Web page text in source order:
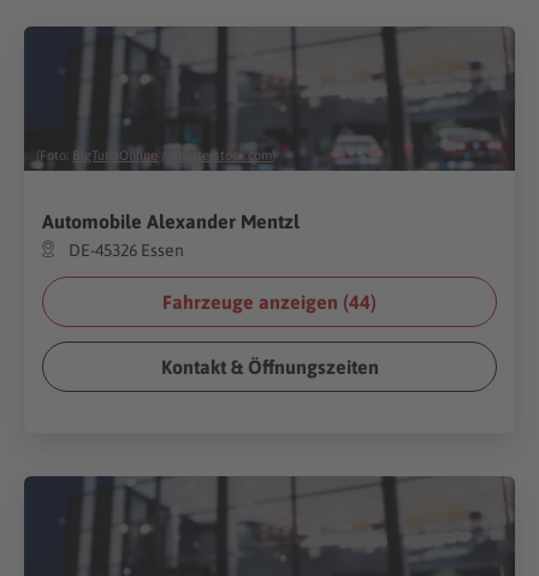
(Foto: BigTunaOnline / Shutterstock.com)
Automobile Alexander Mentzl
DE-45326 Essen
Fahrzeuge anzeigen (44)
Kontakt & Öffnungszeiten